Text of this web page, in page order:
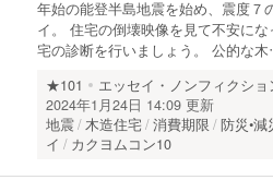
年始の能登半島地震を始め、震度７
イ。 住宅の倒壊映像を見て不安に
宅の診断を行いましょう。 公的な
★101 エッセイ・ノンフィクショ
2024年1月24日 14:09 更新
地震 木造住宅 消費期限 防災•
イ
カクヨムコン10